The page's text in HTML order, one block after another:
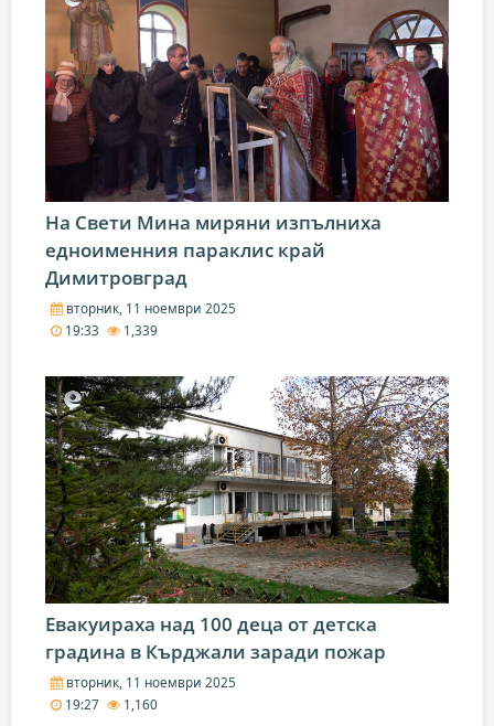
На Свети Мина миряни изпълниха
едноименния параклис край
Димитровград
вторник, 11 ноември 2025
19:33
1,339
Евакуираха над 100 деца от детска
градина в Кърджали заради пожар
вторник, 11 ноември 2025
19:27
1,160